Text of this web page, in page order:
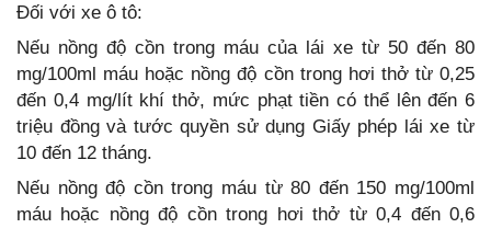
Đối với xe ô tô:
Nếu nồng độ cồn trong máu của lái xe từ 50 đến 80
mg/100ml máu hoặc nồng độ cồn trong hơi thở từ 0,25
đến 0,4 mg/lít khí thở, mức phạt tiền có thể lên đến 6
triệu đồng và tước quyền sử dụng Giấy phép lái xe từ
10 đến 12 tháng.
Nếu nồng độ cồn trong máu từ 80 đến 150 mg/100ml
máu hoặc nồng độ cồn trong hơi thở từ 0,4 đến 0,6